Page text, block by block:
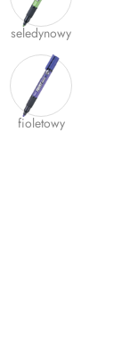
seledynowy
fioletowy